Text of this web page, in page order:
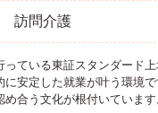
訪問介護
ている東証スタンダード上
に安定した就業が叶う環境
合う文化が根付いています